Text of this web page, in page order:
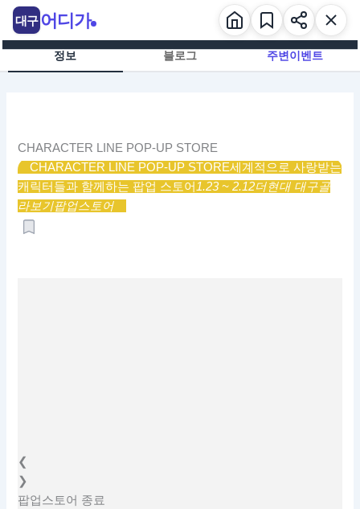
츠
정보 블로그 주변이벤트
CHARACTER LINE POP-UP STORE
CHARACTER LINE POP-UP STORE세계적으로 사랑받는
캐릭터들과 함께하는 팝업 스토어1.23 ~ 2.12더현대 대구골
라보기팝업스토어
❮
❯
팝업스토어 종료
대구 어디가